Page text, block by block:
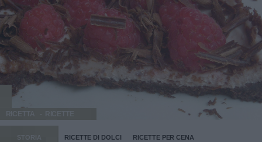
RICETTA
STORIA RICETTE DI DOLCI RICETTE PER CENA